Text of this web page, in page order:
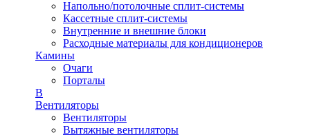
Напольно/потолочные сплит-системы
Кассетные сплит-системы
Внутренние и внешние блоки
Расходные материалы для кондиционеров
Камины
Очаги
Порталы
В
Вентиляторы
Вентиляторы
Вытяжные вентиляторы